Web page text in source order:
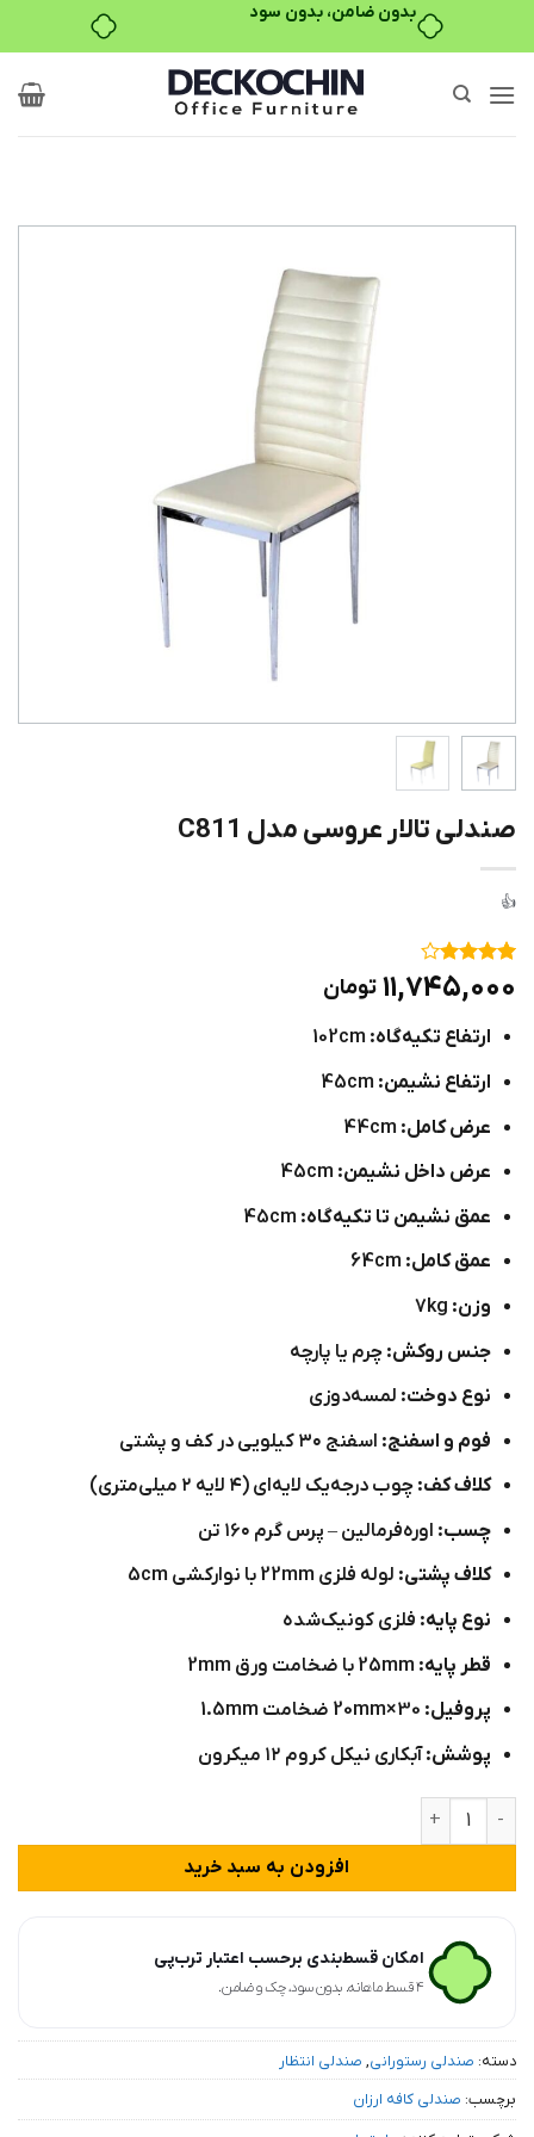
بدون ضامن، بدون سود
صندلی تالار عروسی مدل C811
امتیاز
۴
از ۵
۱
مشتری
۱۱,۷۴۵,۰۰۰ تومان
ارتفاع تکیه‌گاه:
ارتفاع نشیمن:
عرض کامل:
عرض داخل نشیمن:
عمق نشیمن تا تکیه‌گاه:
عمق کامل:
وزن:
جنس روکش: چرم یا پارچه
نوع دوخت: لمسه‌دوزی
فوم و اسفنج: اسفنج ۳۰ کیلویی در کف و پشتی
کلاف کف: چوب درجه‌یک لایه‌ای (۴ لایه ۲ میلی‌متری)
چسب: اوره‌فرمالین – پرس گرم ۱۶۰ تن
کلاف پشتی: لوله فلزی 22mm با نوارکشی 5cm
نوع پایه: فلزی کونیک‌شده
قطر پایه:
پروفیل:
پوشش:آبکاری نیکل کروم ۱۲ میکرون
صندلی تالار عروسی مدل C811 عدد
افزودن به سبد خرید
امکان قسط‌بندی برحسب اعتبار ترب‌پی
۴ قسط ماهانه. بدون سود، چک و ضامن.
دسته: صندلی رستورانی, صندلی انتظار
برچسب: صندلی کافه ارزان